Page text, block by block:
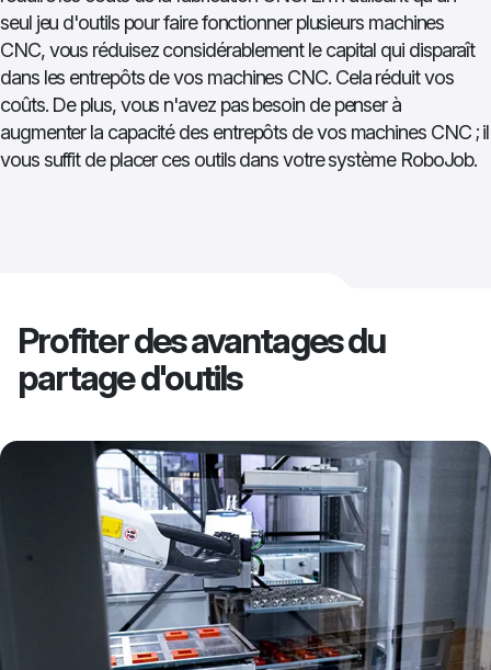
seul jeu d'outils pour faire fonctionner plusieurs machines
CNC, vous réduisez considérablement le capital qui disparaît
dans les entrepôts de vos machines CNC. Cela réduit vos
coûts. De plus, vous n'avez pas besoin de penser à
augmenter la capacité des entrepôts de vos machines CNC ; il
vous suffit de placer ces outils dans votre système RoboJob.
Profiter des avantages du
partage d'outils